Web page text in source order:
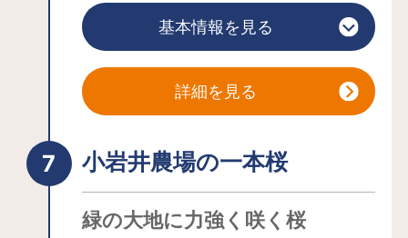
基本情報を見る
詳細を見る
小岩井農場の一本桜
緑の大地に力強く咲く桜